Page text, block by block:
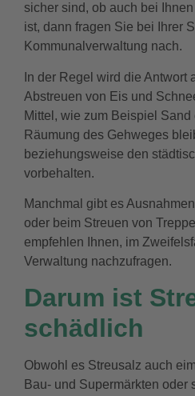
sicher sind, ob auch bei
ist, dann fragen Sie bei Ihrer
Kommunalverwaltung nach.
In der Regel wird die Antwort
Abstreuen von Eis und
Mittel, wie zum Beispiel
Räumung des Gehweges
beziehungsweise den
vorbehalten.
Manchmal gibt es
oder beim Streuen von
empfehlen Ihnen, im
Verwaltung nachzufragen.
Darum ist
schädlich
Obwohl es Streusalz auch
Bau- und Supermärkten oder